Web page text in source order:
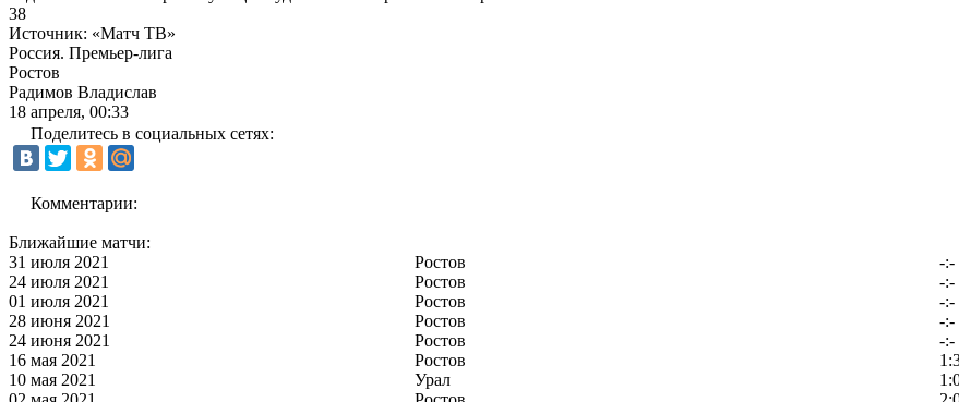
38
Источник: «Матч ТВ»
Россия. Премьер-лига
Ростов
Радимов Владислав
18 апреля, 00:33
Поделитесь в социальных сетях:
Комментарии:
Ближайшие матчи:
31 июля 2021
Ростов -:-
24 июля 2021
Ростов -:-
01 июля 2021
Ростов -:-
28 июня 2021
Ростов -:-
24 июня 2021
Ростов -:-
16 мая 2021
Ростов
10 мая 2021
Урал